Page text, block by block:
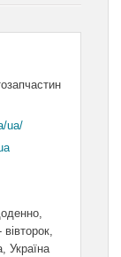
ua/
Україна